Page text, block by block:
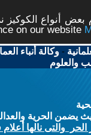
أنواع
on our website
-وكالة أنباء
والعلوم
الحرية والعدالة
والتى نالها أعلام